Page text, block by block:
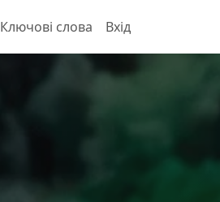
Ключові слова Вхід